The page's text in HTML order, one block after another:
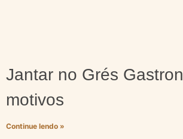
Jantar no Grés
motivos
Continue lendo »